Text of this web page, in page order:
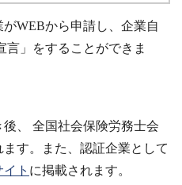
WEBから申請し、企業自
言」をすることができま
、 全国社会保険労務士会
す。また、認証企業として
ト に掲載されます。